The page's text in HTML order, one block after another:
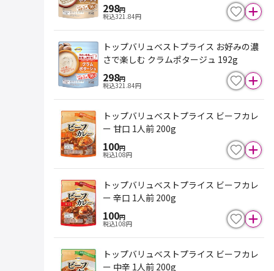
298円
税込321.84円
トップバリュベストプライス お好みの濃
さで楽しむ クラムポタージュ 192g
298円
税込321.84円
トップバリュベストプライス ビーフカレ
ー 甘口 1人前 200g
100円
税込108円
トップバリュベストプライス ビーフカレ
ー 辛口 1人前 200g
100円
税込108円
トップバリュベストプライス ビーフカレ
ー 中辛 1人前 200g